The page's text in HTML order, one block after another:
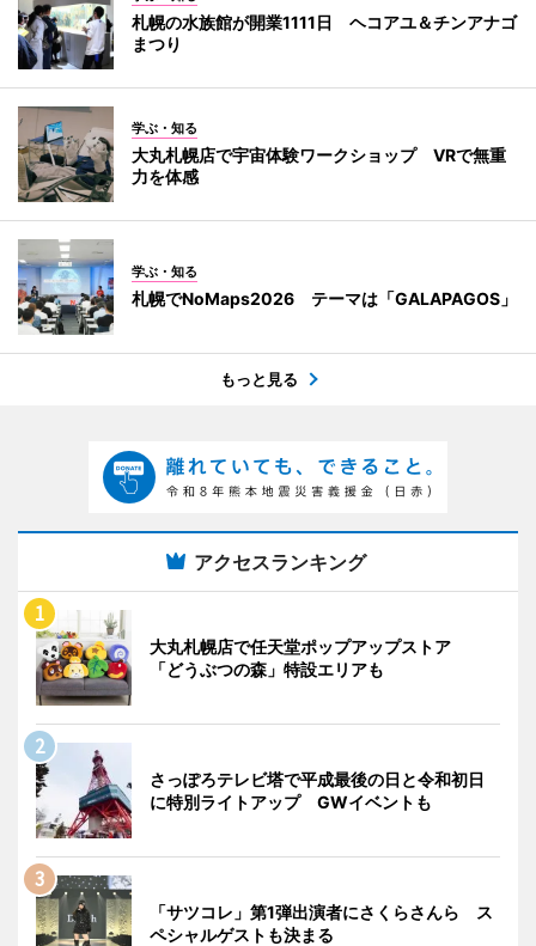
札幌の水族館が開業1111日 ヘコアユ＆チンアナゴ
まつり
学ぶ・知る
大丸札幌店で宇宙体験ワークショップ VRで無重
力を体感
学ぶ・知る
札幌でNoMaps2026 テーマは「GALAPAGOS」
もっと見る
アクセスランキング
大丸札幌店で任天堂ポップアップストア
「どうぶつの森」特設エリアも
さっぽろテレビ塔で平成最後の日と令和初日
に特別ライトアップ GWイベントも
「サツコレ」第1弾出演者にさくらさんら ス
ペシャルゲストも決まる